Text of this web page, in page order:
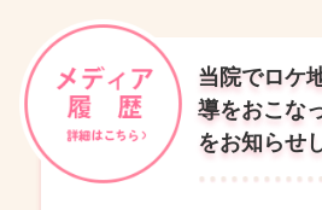
当院でロケ
導をおこな
をお知らせ